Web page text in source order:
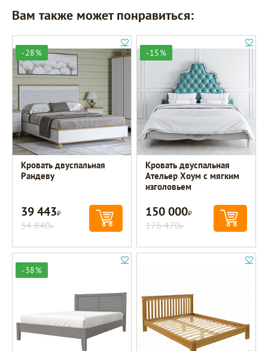
Вам также может понравиться:
-28%
Кровать двуспальная
Рандеву
39 443Р
54 840Р
-15%
Кровать двуспальная
Ательер Хоум с мягким
изголовьем
150 000Р
176 470Р
-38%